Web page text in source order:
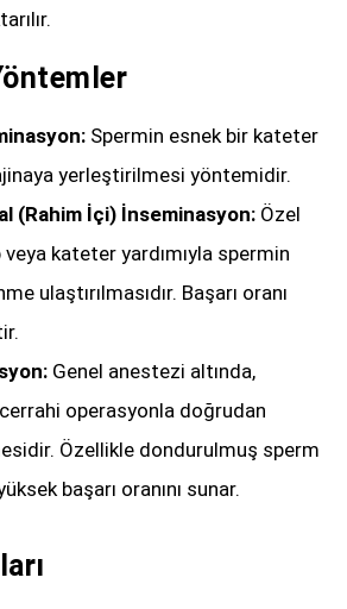
Spermin esnek bir kateter
yerleştirilmesi yöntemidir.
(Rahim İçi) İnseminasyon: Özel
kateter yardımıyla spermin
ulaştırılmasıdır. Başarı oranı
Genel anestezi altında,
operasyonla doğrudan
Özellikle dondurulmuş sperm
başarı oranını sunar.